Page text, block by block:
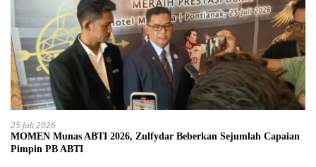
25 Juli 2026
MOMEN Munas ABTI 2026, Zulfydar Beberkan Sejumlah Capaian
Pimpin PB ABTI